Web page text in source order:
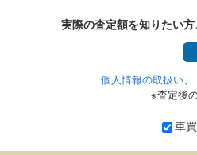
実際の査定額を知りたい
個人情報の取扱い、
※査定後
車